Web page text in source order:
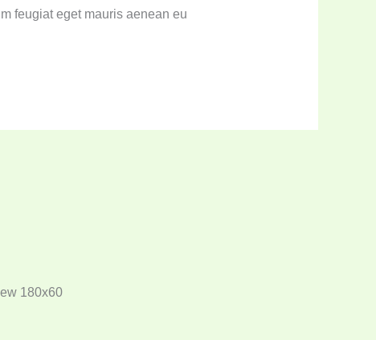
feugiat eget mauris aenean eu